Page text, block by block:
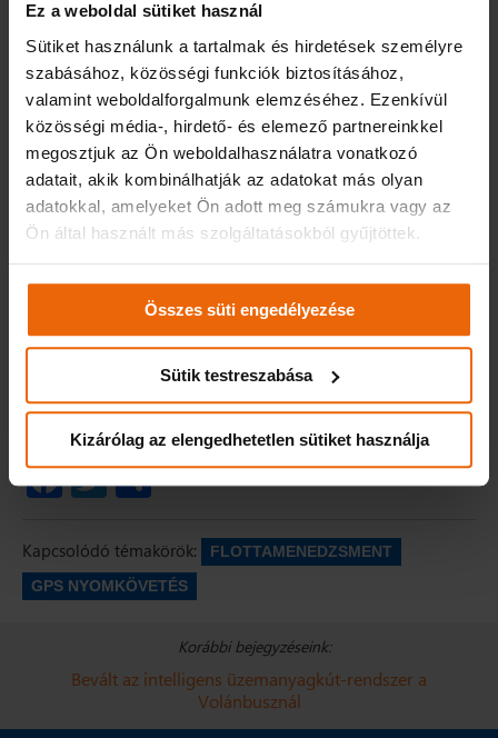
Ez a weboldal sütiket használ
Sütiket használunk a tartalmak és hirdetések személyre
szabásához, közösségi funkciók biztosításához,
valamint weboldalforgalmunk elemzéséhez. Ezenkívül
közösségi média-, hirdető- és elemező partnereinkkel
megosztjuk az Ön weboldalhasználatra vonatkozó
adatait, akik kombinálhatják az adatokat más olyan
adatokkal, amelyeket Ön adott meg számukra vagy az
Ön által használt más szolgáltatásokból gyűjtöttek.
Összes süti engedélyezése
Sütik testreszabása
Kizárólag az elengedhetetlen sütiket használja
válik a megtett út alapján, így csökken az adminisztráció, de
az elektronikus útnyilvántartás használatával lefaraghatók a
lízingdíjak is, mert a NAV ennek alkalmazása mellett operatív,
nyílt végű pénzügyi lízing esetében lehetővé teszi az áfa
visszaigénylését.
Az i-Fleet a rengeteg lehetőség miatt moduláris alapú
szolgáltatásokat kínál: lehetőség van például a látogatási
helyek felvételére, ellenőrzésére, az ott töltött idő mérésére,
ezáltal az ügyfélelégedettség növelésére, vagy a panaszok
LEGO-szerűen állíthatók össze, legyen szó egyéni
üzemeltető cégről, vagy mezőgazdasági vállalkozásról.
FacebookTwitterOssza
Kapcsolódó témakörök:
FLOTTAMENEDZSMENT
GPS NYOMKÖVETÉS
Korábbi bejegyzéseink:
Bevált az intelligens üzemanyagkút-rendszer a
Volánbusznál